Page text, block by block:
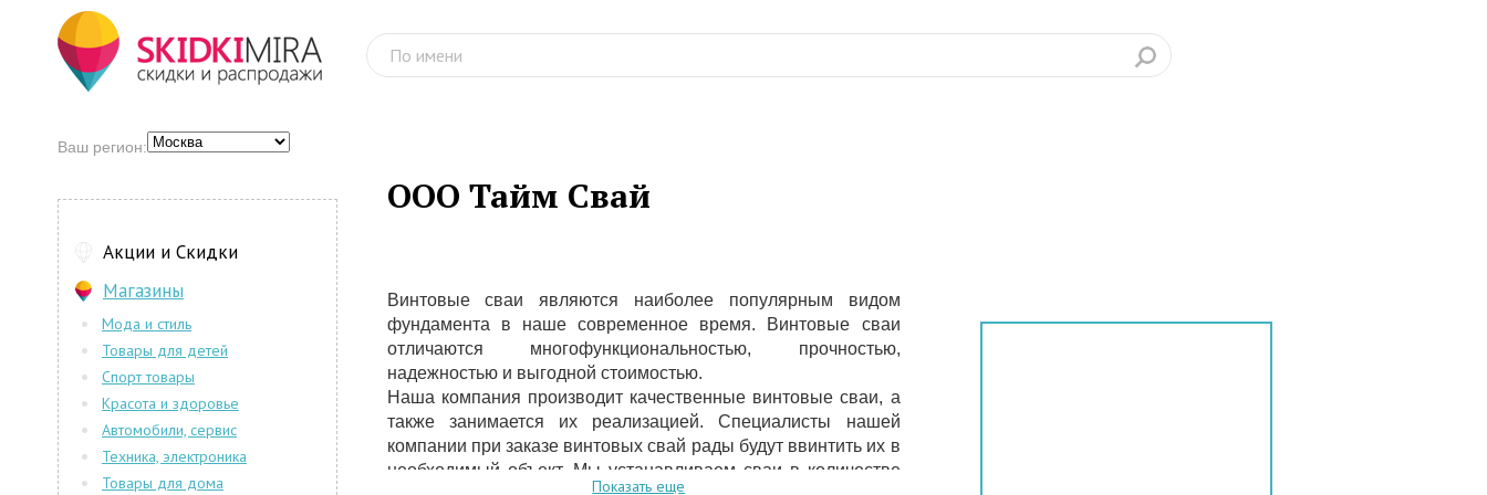
ООО Тайм Свай
Винтовые сваи являются наиболее популярным видом
фундамента в наше современное время. Винтовые сваи
отличаются многофункциональностью, прочностью,
надежностью и выгодной стоимостью.
Наша компания производит качественные винтовые сваи, а
также занимается их реализацией. Специалисты нашей
компании при заказе винтовых свай рады будут ввинтить их в
необходимый объект. Мы устанавливаем сваи в количестве
Показать еще
Ваш регион:
Акции и Скидки
Магазины
Мода и стиль
Товары для детей
Спорт товары
Красота и здоровье
Автомобили, сервис
Техника, электроника
Товары для дома